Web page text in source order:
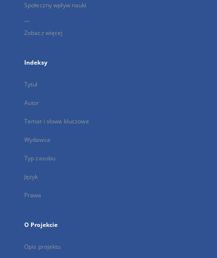
Społeczny wpływ nauki
...
Zobacz więcej
Indeksy
Tytuł
Autor
Temat i słowa kluczowe
Wydawca
Typ zasobu
Język
Prawa
O Projekcie
Opis projektu